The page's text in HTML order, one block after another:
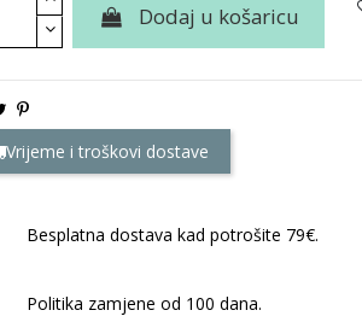
Dodaj u košaricu
Vrijeme i troškovi dostave
Besplatna dostava kad potrošite 79€.
Politika zamjene od 100 dana.